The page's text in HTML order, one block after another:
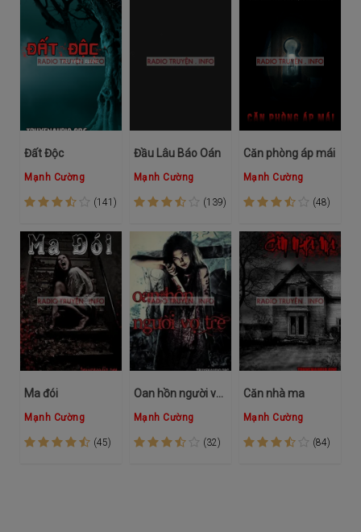
Đất Độc
Mạnh Cường
(141)
Đầu Lâu Báo Oán
Mạnh Cường
(139)
Căn phòng áp mái
Mạnh Cường
(48)
Ma đói
Mạnh Cường
(45)
Oan hồn người vợ trẻ
Mạnh Cường
(32)
Căn nhà ma
Mạnh Cường
(84)